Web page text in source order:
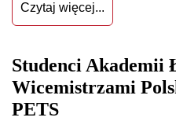
Czytaj więcej...
Studenci Akademii
Wicemistrzami
PETS